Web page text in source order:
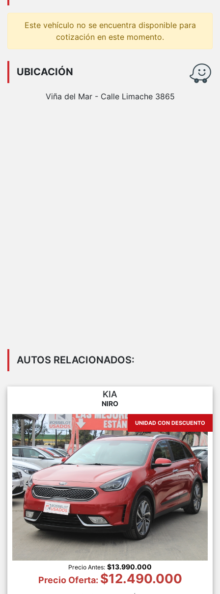
Este vehículo no se encuentra disponible para
cotización en este momento.
UBICACIÓN
Viña del Mar - Calle Limache 3865
AUTOS RELACIONADOS:
KIA
NIRO
UNIDAD CON DESCUENTO
Precio Antes: $13.990.000
Precio Oferta: $12.490.000